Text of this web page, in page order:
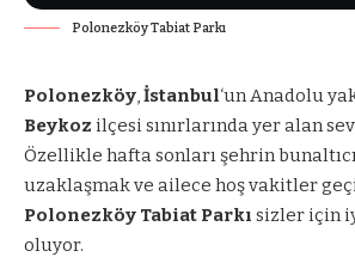
Polonezköy Tabiat Parkı
Polonezköy,İstanbul‘un Anadolu
Beykoz ilçesi sınırlarında yer alan
Özellikle hafta sonları şehrin
uzaklaşmak ve ailece hoş vakitler
Polonezköy Tabiat Parkı sizler için
oluyor.